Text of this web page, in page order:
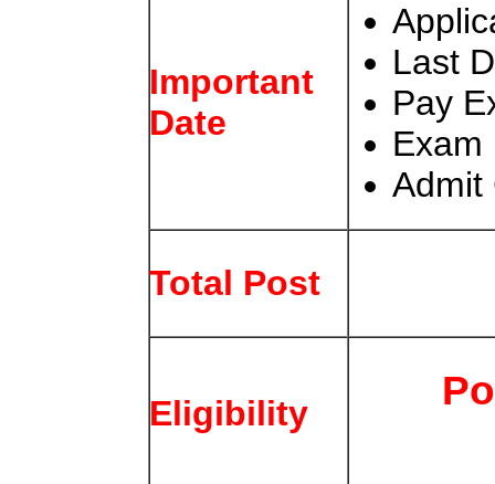
Important
Date
Last
Pay
Admit
Total Post
Eligibility